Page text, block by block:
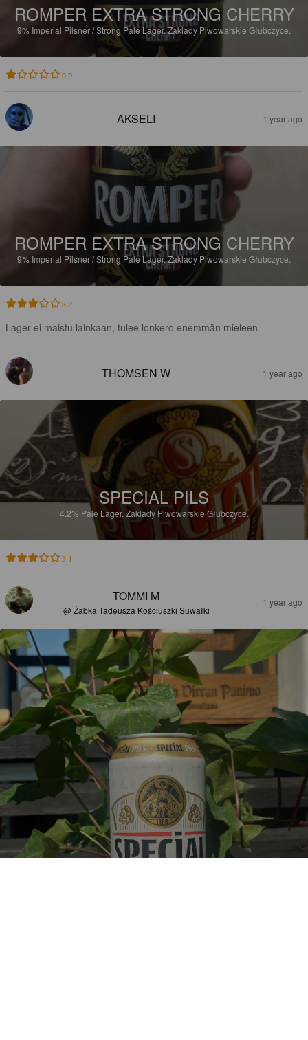
ROMPER EXTRA STRONG CHERRY
9% Imperial Pilsner / Strong Pale Lager.Zaklady Piwowarskie Głubczyce.
0.9
AKSELI 1 year ago
ROMPER EXTRA STRONG CHERRY
9% Imperial Pilsner / Strong Pale Lager.Zaklady Piwowarskie Głubczyce.
3.2
Lager ei maistu lainkaan, tulee lonkero enemmän mieleen
THOMSEN W 1 year ago
SPECIAL PILS
4.2% Pale Lager. Zaklady Piwowarskie Głubczyce.
3.1
TOMMI M
@ Żabka Tadeusza Kościuszki Suwałki
1 year ago